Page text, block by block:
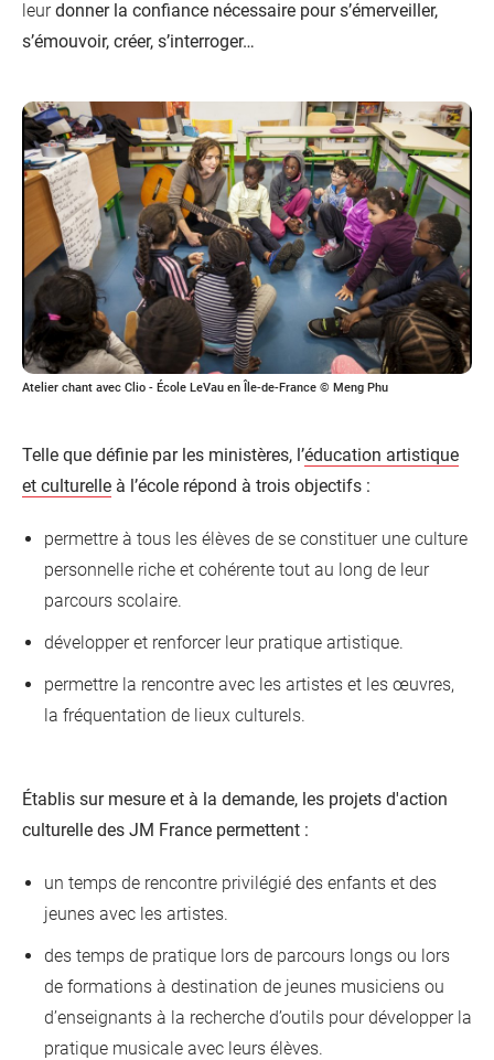
leurdonner la confiance nécessaire pour s’émerveiller,
s’émouvoir, créer, s’interroger…
Atelier chant avec Clio - École LeVau en Île-de-France © Meng Phu
Telle que définie par les ministères, l’éducation artistique
et culturelle à l’école répond à trois objectifs :
permettre à tous les élèves de se constituer une culture
personnelle riche et cohérente tout au long de leur
parcours scolaire.
développer et renforcer leur pratique artistique.
permettre la rencontre avec les artistes et les œuvres,
la fréquentation de lieux culturels.
Établis sur mesure et à la demande, les projets d'action
culturelle des JM France permettent :
un temps de rencontre privilégié des enfants et des
jeunes avec les artistes.
des temps de pratique lors de parcours longs ou lors
de formations à destination de jeunes musiciens ou
d’enseignants à la recherche d’outils pour développer la
pratique musicale avec leurs élèves.